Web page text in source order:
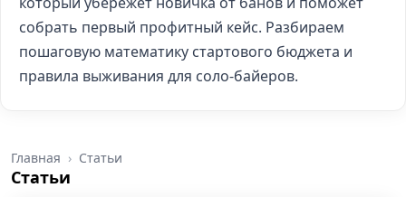
собрать первый профитный кейс. Разбираем
пошаговую математику стартового бюджета и
правила выживания для соло-байеров.
Главная Статьи
Статьи